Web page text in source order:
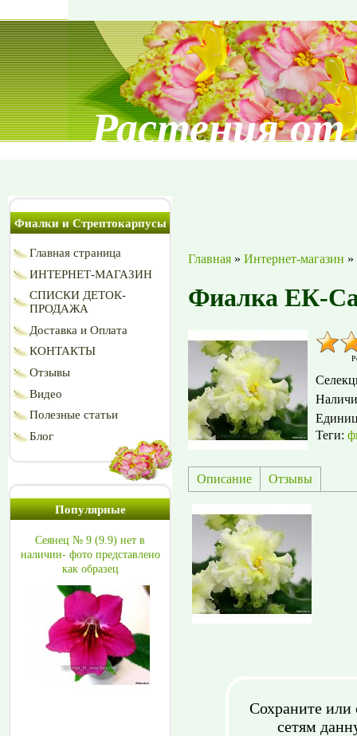
Растения
Фиалки и Стрептокарпусы
Главная страница
ИНТЕРНЕТ-МАГАЗИН
СПИСКИ ДЕТОК-
ПРОДАЖА
Доставка и Оплата
КОНТАКТЫ
Отзывы
Видео
Полезные статьи
Блог
Популярные
Сеянец № 9 (9.9) нет в
наличии- фото представлено
как образец
Главная » Интернет-магазин »
Фиалка ЕК-
Теги:
Описание Отзывы
Сохраните или
сетям